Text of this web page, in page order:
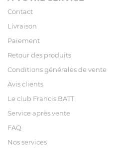
Contact
Livraison
Paiement
Retour des produits
Conditions générales de vente
Avis clients
Le club Francis BATT
Service après vente
FAQ
Nos services